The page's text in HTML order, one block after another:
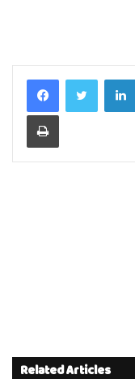
Print
Related Articles